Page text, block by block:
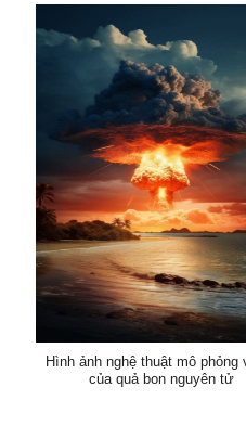
Hình ảnh nghệ thuật mô phỏng
của quả bon nguyên tử